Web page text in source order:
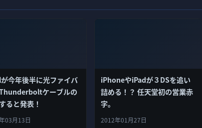
今年後半に光ファイバ
ケーブルの
ると発表！
03月13日
iPhoneやiPadが３DSを追い
詰める！？ 任天堂初の営業赤
字。
2012年01月27日